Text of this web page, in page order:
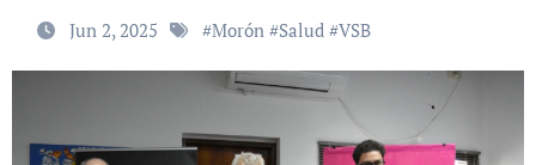
Jun 2, 2025 #Morón #Salud #VSB